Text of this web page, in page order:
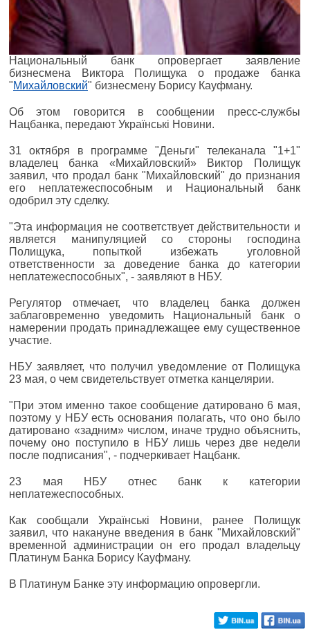
Национальный банк опровергает заявление
бизнесмена Виктора Полищука о продаже банка
"Михайловский" бизнесмену Борису Кауфману.
Об этом говорится в сообщении пресс-службы
Нацбанка, передают Українські Новини.
31 октября в программе "Деньги" телеканала "1+1"
владелец банка «Михайловский» Виктор Полищук
заявил, что продал банк "Михайловский" до признания
его неплатежеспособным и Национальный банк
одобрил эту сделку.
"Эта информация не соответствует действительности и
является манипуляцией со стороны господина
Полищука, попыткой избежать уголовной
ответственности за доведение банка до категории
неплатежеспособных", - заявляют в НБУ.
Регулятор отмечает, что владелец банка должен
заблаговременно уведомить Национальный банк о
намерении продать принадлежащее ему существенное
участие.
НБУ заявляет, что получил уведомление от Полищука
23 мая, о чем свидетельствует отметка канцелярии.
"При этом именно такое сообщение датировано 6 мая,
поэтому у НБУ есть основания полагать, что оно было
датировано «задним» числом, иначе трудно объяснить,
почему оно поступило в НБУ лишь через две недели
после подписания", - подчеркивает Нацбанк.
23 мая НБУ отнес банк к категории
неплатежеспособных.
Как сообщали Українські Новини, ранее Полищук
заявил, что накануне введения в банк "Михайловский"
временной администрации он его продал владельцу
Платинум Банка Борису Кауфману.
В Платинум Банке эту информацию опровергли.